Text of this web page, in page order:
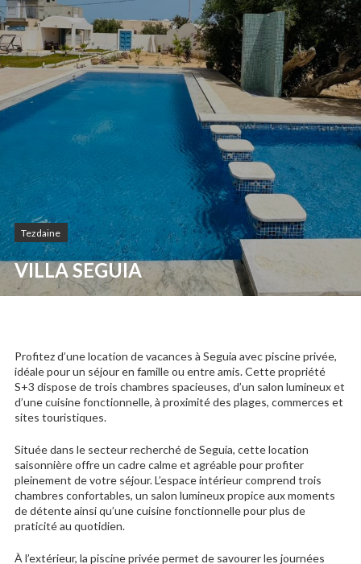
Tezdaine
VILLA SEGUIA
Profitez d’une location de vacances à Seguia avec piscine privée,
idéale pour un séjour en famille ou entre amis. Cette propriété
S+3 dispose de trois chambres spacieuses, d’un salon lumineux et
d’une cuisine fonctionnelle, à proximité des plages, commerces et
sites touristiques.
Située dans le secteur recherché de Seguia, cette location
saisonnière offre un cadre calme et agréable pour profiter
pleinement de votre séjour. L’espace intérieur comprend trois
chambres confortables, un salon lumineux propice aux moments
de détente ainsi qu’une cuisine fonctionnelle pour plus de
praticité au quotidien.
À l’extérieur, la piscine privée permet de savourer les journées